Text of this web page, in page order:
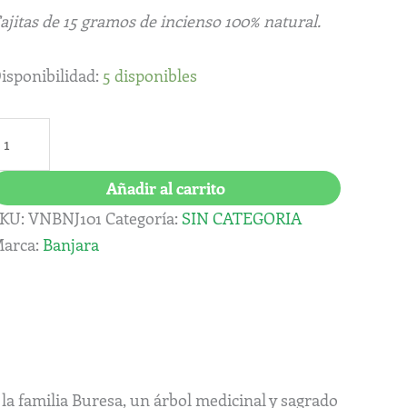
de 15 gramos de incienso 100% natural.
5 disponibles
Añadir al carrito
VNBNJ101 Categoría:SIN CATEGORIA
Banjara
familia Buresa, un árbol medicinal y sagrado